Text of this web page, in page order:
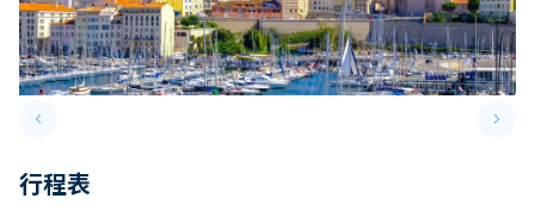
keyboard_arrow_leftPrevious slide keyboard_arrow_right
行程表